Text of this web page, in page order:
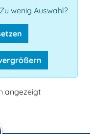
wenig Auswahl?
angezeigt